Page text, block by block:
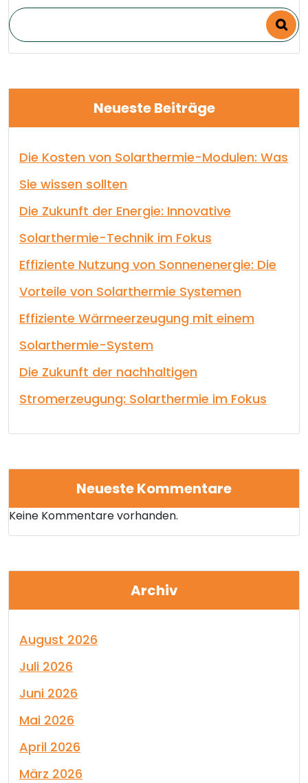
Neueste Beiträge
Die Kosten von Solarthermie-Modulen: Was
Sie wissen sollten
Die Zukunft der Energie: Innovative
Solarthermie-Technik im Fokus
Effiziente Nutzung von Sonnenenergie: Die
Vorteile von Solarthermie Systemen
Effiziente Wärmeerzeugung mit einem
Solarthermie-System
Die Zukunft der nachhaltigen
Stromerzeugung: Solarthermie im Fokus
Neueste Kommentare
Keine Kommentare vorhanden.
Archiv
August 2026
Juli 2026
Juni 2026
Mai 2026
April 2026
März 2026